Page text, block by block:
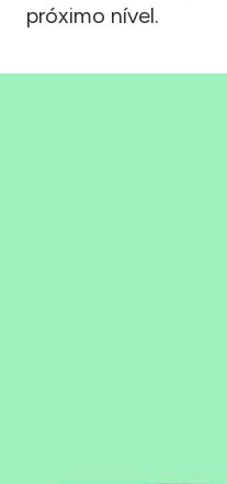
próximo nível.